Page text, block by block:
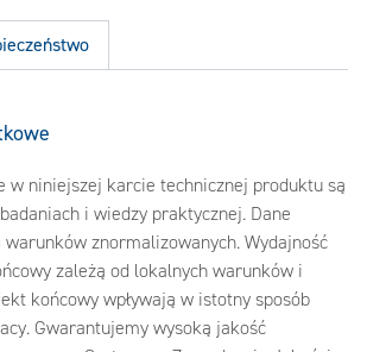
w niniejszej karcie technicznej produktu są
i wiedzy praktycznej. Dane
znormalizowanych. Wydajność
zależą od lokalnych warunków i
końcowy wpływają w istotny sposób
Gwarantujemy wysoką jakość